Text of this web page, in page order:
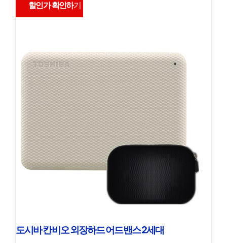
할인가 확인하기
도시바 칸비오 외장하드 어드밴스 2세대